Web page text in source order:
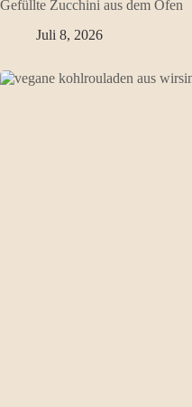
Gefüllte Zucchini aus dem Ofen
Juli 8, 2026